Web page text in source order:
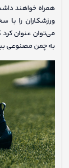
همراه خواهند
ورزشکاران را با
می‌توان عنوان
به چمن مصنوعی